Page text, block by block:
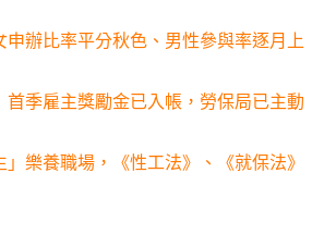
申辦比率平分秋色、男性參與率逐月上
首季雇主獎勵金已入帳，勞保局已主動
樂養職場，《性工法》、《就保法》